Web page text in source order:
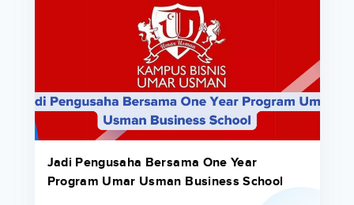
Jadi Pengusaha Bersama One Year
Program Umar Usman Business School